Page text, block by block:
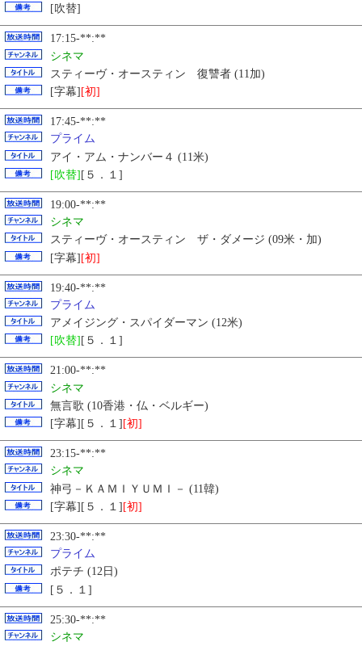
[吹替]
17:15-**:**
シネマ
スティーヴ・オースティン 復讐者 (11加)
[字幕] [初]
17:45-**:**
プライム
アイ・アム・ナンバー４ (11米)
[吹替] [５．１]
19:00-**:**
シネマ
スティーヴ・オースティン ザ・ダメージ (09米・加)
[字幕][初]
19:40-**:**
プライム
アメイジング・スパイダーマン (12米)
[吹替] [５．１]
21:00-**:**
シネマ
無言歌 (10香港・仏・ベルギー)
[字幕][５．１] [初]
23:15-**:**
シネマ
神弓－ＫＡＭＩＹＵＭＩ－ (11韓)
[字幕][５．１] [初]
23:30-**:**
プライム
ポテチ (12日)
[５．１]
25:30-**:**
シネマ